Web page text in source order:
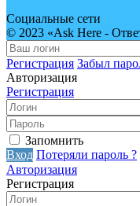
Социальные сети
© 2023 «Ask Here -
Регистрация Забыл
Авторизация
Регистрация
Запомнить
Вход Потеряли пароль ?
Авторизация
Регистрация